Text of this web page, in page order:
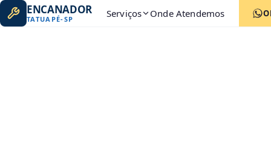
ENCANADOR
TATUAPÉ-SP Serviços Onde Atendemos